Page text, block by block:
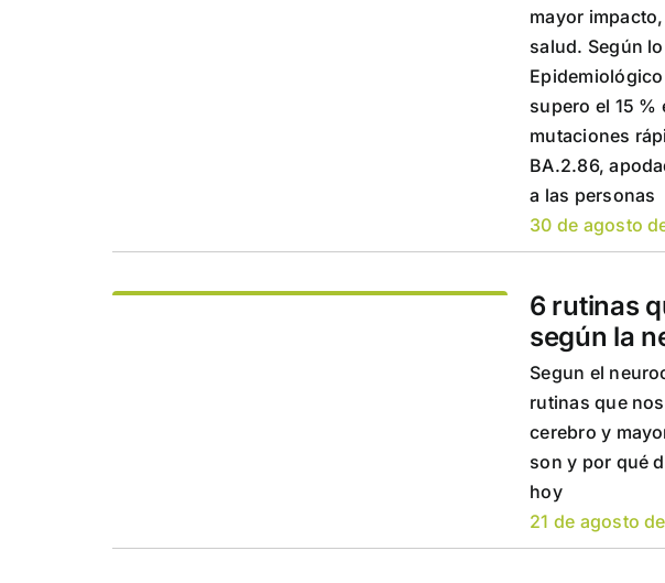
mayor
salud. Según
supero el 15 %
mutaciones
BA.2.86,
a las personas
30 de agosto
6 rutinas
según la
Segun el
rutinas que
cerebro y
son y por qué
hoy
21 de agosto